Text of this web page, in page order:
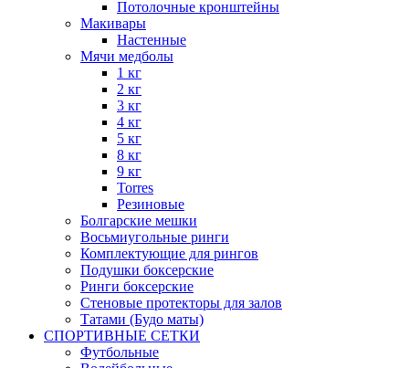
Потолочные кронштейны
Макивары
Настенные
Мячи медболы
1 кг
2 кг
3 кг
4 кг
5 кг
8 кг
9 кг
Torres
Резиновые
Болгарские мешки
Восьмиугольные ринги
Комплектующие для рингов
Подушки боксерские
Ринги боксерские
Стеновые протекторы для залов
Татами (Будо маты)
СПОРТИВНЫЕ СЕТКИ
Футбольные